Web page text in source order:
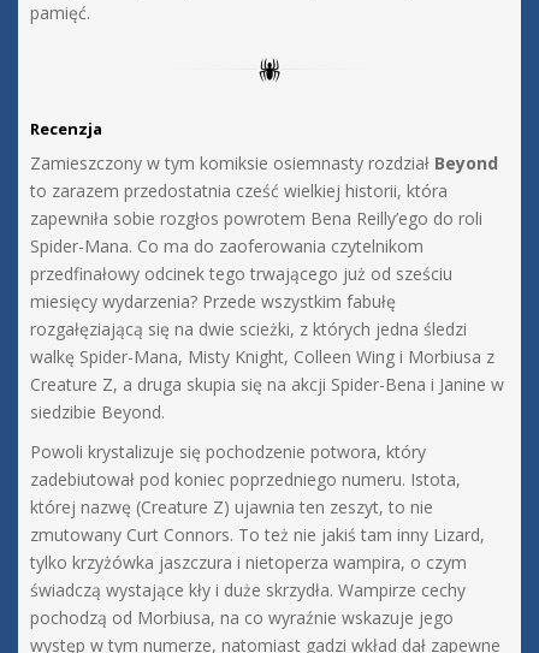
pamięć.
Recenzja
Zamieszczony w tym komiksie osiemnasty rozdział Beyond
to zarazem przedostatnia cześć wielkiej historii, która
zapewniła sobie rozgłos powrotem Bena Reilly’ego do roli
Spider-Mana. Co ma do zaoferowania czytelnikom
przedfinałowy odcinek tego trwającego już od sześciu
miesięcy wydarzenia? Przede wszystkim fabułę
rozgałęziającą się na dwie scieżki, z których jedna śledzi
walkę Spider-Mana, Misty Knight, Colleen Wing i Morbiusa z
Creature Z, a druga skupia się na akcji Spider-Bena i Janine w
siedzibie Beyond.
Powoli krystalizuje się pochodzenie potwora, który
zadebiutował pod koniec poprzedniego numeru. Istota,
której nazwę (Creature Z) ujawnia ten zeszyt, to nie
zmutowany Curt Connors. To też nie jakiś tam inny Lizard,
tylko krzyżówka jaszczura i nietoperza wampira, o czym
świadczą wystające kły i duże skrzydła. Wampirze cechy
pochodzą od Morbiusa, na co wyraźnie wskazuje jego
występ w tym numerze, natomiast gadzi wkład dał zapewne